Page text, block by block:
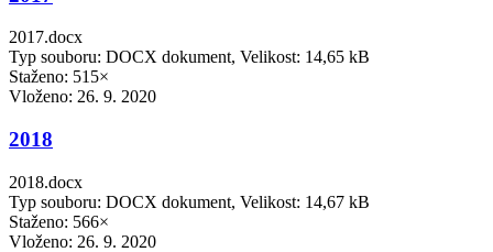
2017.docx
Typ souboru: DOCX dokument, Velikost: 14,65 kB
Staženo: 515×
Vloženo: 26. 9. 2020
2018
2018.docx
Typ souboru: DOCX dokument, Velikost: 14,67 kB
Staženo: 566×
Vloženo: 26. 9. 2020